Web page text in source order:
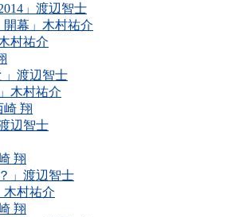
」渡辺智士
開幕」木村祐介
村祐介
」渡辺智士
木村祐介
崎 翔
辺智士
翔
」渡辺智士
木村祐介
翔